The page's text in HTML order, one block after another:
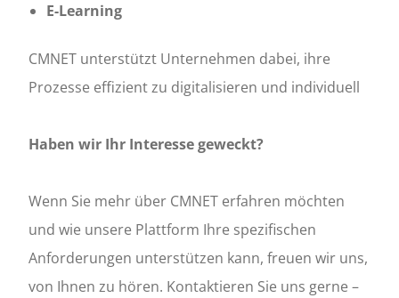
E-Learning
CMNET unterstützt Unternehmen dabei, ihre
Prozesse effizient zu digitalisieren und individuell
Haben wir Ihr Interesse geweckt?
Wenn Sie mehr über CMNET erfahren möchten
und wie unsere Plattform Ihre spezifischen
Anforderungen unterstützen kann, freuen wir uns,
von Ihnen zu hören. Kontaktieren Sie uns gerne –